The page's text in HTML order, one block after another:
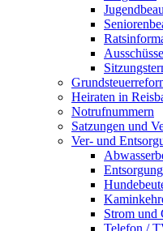
Ausschüsse
Heiraten in
Notrufnummern
Satzungen und
Ver- und
Entsorgung
Strom und
Telefon /